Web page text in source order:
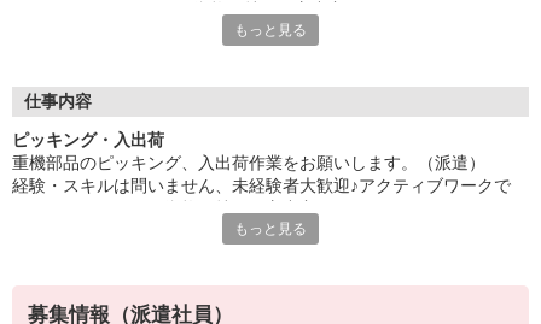
残業ありでシッカリ稼ぎたい方にもオススメ！仕出し弁当1食17
合があります。詳細はオペレーターへお問い合わせください◆
『テクノ・サービス』は、派遣業界大手スタッフサービスグルー
プです。
全国にあるお仕事の中から、一人ひとりのスキルや希望条件に応
じたお仕事をご案内します。
安全管理体制も万全ですので安心してご就業いただけます。
登録方法は、【オンライン】【電話】【登録会来場】の3つから
選べます♪
もっと見る
仕事内容
ピッキング・入出荷
重機部品のピッキング、入出荷作業をお願いします。（派遣）
経験・スキルは問いません、未経験者大歓迎♪アクティブワークで
残業ありでシッカリ稼ぎたい方にもオススメ！仕出し弁当1食175円
もっと見る
募集情報（派遣社員）